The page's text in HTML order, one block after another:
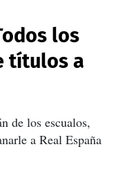
los
títulos a
de los escualos,
a Real España